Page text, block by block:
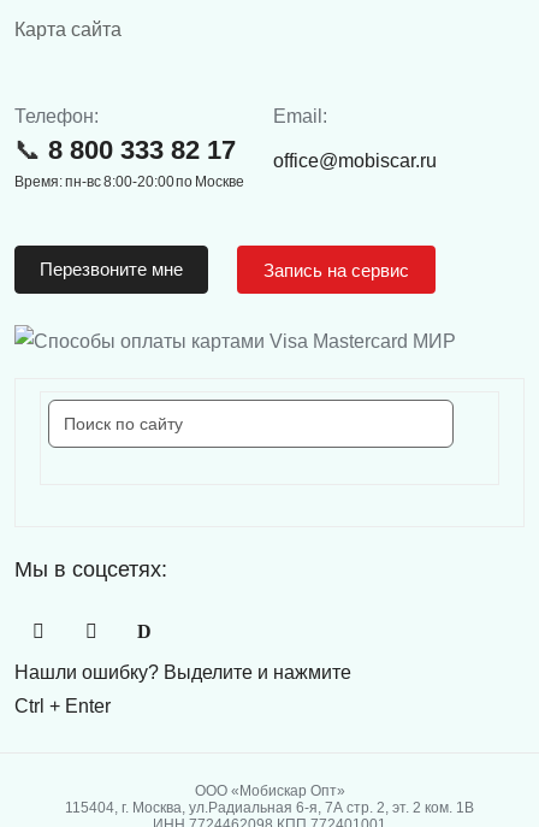
Карта сайта
Телефон:
8 800 333 82 17
Время: пн-вс 8:00-20:00 по Москве
Email:
office@mobiscar.ru
Перезвоните мне Запись на сервис
Мы в соцсетях:
Нашли ошибку? Выделите и нажмите
Ctrl + Enter
ООО «Мобискар Опт»
115404, г. Москва, ул.Радиальная 6-я, 7А стр. 2, эт. 2 ком. 1В